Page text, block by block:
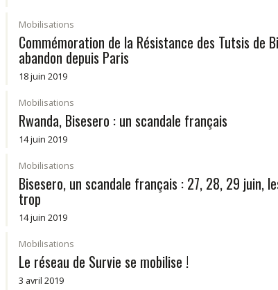
Mobilisations
Commémoration de la Résistance des Tutsis de
abandon depuis Paris
18 juin 2019
Mobilisations
Rwanda, Bisesero : un scandale français
14 juin 2019
Mobilisations
Bisesero, un scandale français : 27, 28, 29 juin,
trop
14 juin 2019
Mobilisations
Le réseau de Survie se mobilise !
3 avril 2019